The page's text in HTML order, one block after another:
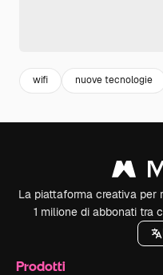
wifi nuove tecnologie
La piattaforma creativa per
1 milione di abbonati tra
Prodotti